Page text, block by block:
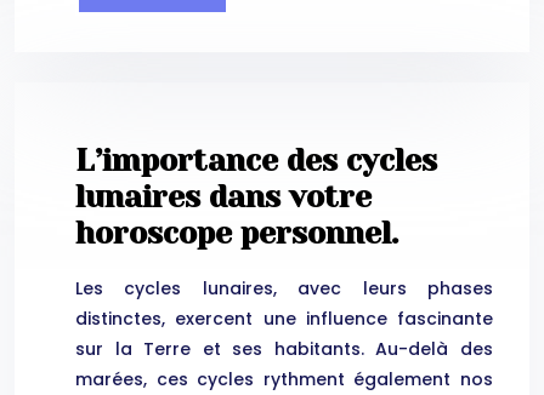
L’importance des cycles
lunaires dans votre
horoscope personnel.
Les cycles lunaires, avec leurs phases
distinctes, exercent une influence fascinante
sur la Terre et ses habitants. Au-delà des
marées, ces cycles rythment également nos